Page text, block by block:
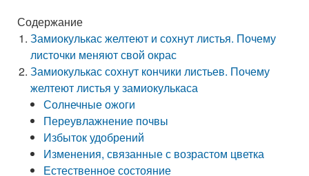
Содержание
Замиокулькас желтеют и сохнут листья. Почему
листочки меняют свой окрас
Замиокулькас сохнут кончики листьев. Почему
желтеют листья у замиокулькаса
Солнечные ожоги
Переувлажнение почвы
Избыток удобрений
Изменения, связанные с возрастом цветка
Естественное состояние